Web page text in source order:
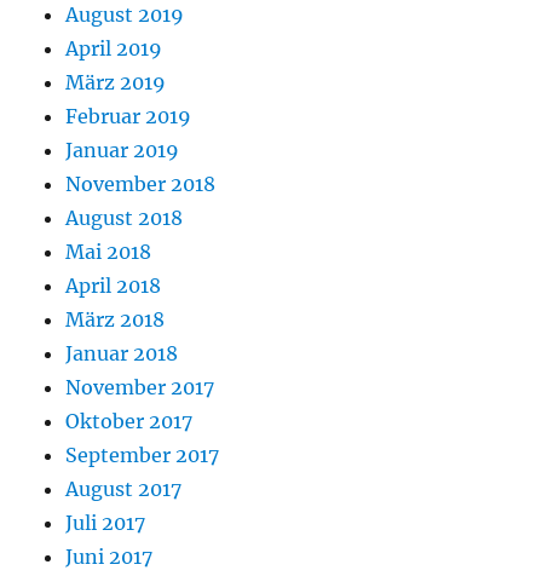
August 2019
April 2019
März 2019
Februar 2019
Januar 2019
November 2018
August 2018
Mai 2018
April 2018
März 2018
Januar 2018
November 2017
Oktober 2017
September 2017
August 2017
Juli 2017
Juni 2017